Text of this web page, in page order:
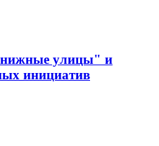
улицы" и
инициатив